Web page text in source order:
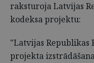
raksturoja Latvijas
kodeksa projektu:
"Latvijas Republikas
projekta